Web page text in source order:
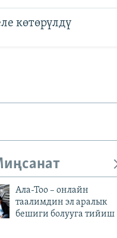
көтөрүлдү
Ала-Тоо – онлайн
таалимдин эл аралык
бешиги болууга тийиш